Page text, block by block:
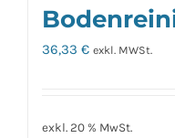
36,33 € exkl. MWSt.
exkl. 20 % MwSt.